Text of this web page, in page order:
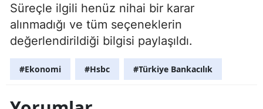
Süreçle ilgili henüz nihai bir karar
alınmadığı ve tüm seçeneklerin
değerlendirildiği bilgisi paylaşıldı.
#Ekonomi #Hsbc #Türkiye Bankacılık